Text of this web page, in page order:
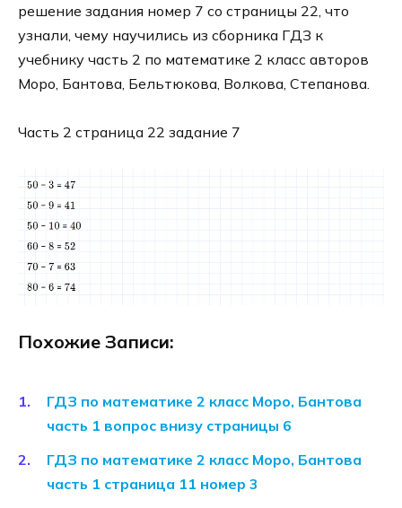
решение задания номер 7 со страницы 22, что
узнали, чему научились из сборника ГДЗ к
учебнику часть 2 по математике 2 класс авторов
Моро, Бантова, Бельтюкова, Волкова, Степанова.
Часть 2 страница 22 задание 7
Похожие Записи:
ГДЗ по математике 2 класс Моро, Бантова
часть 1 вопрос внизу страницы 6
ГДЗ по математике 2 класс Моро, Бантова
часть 1 страница 11 номер 3